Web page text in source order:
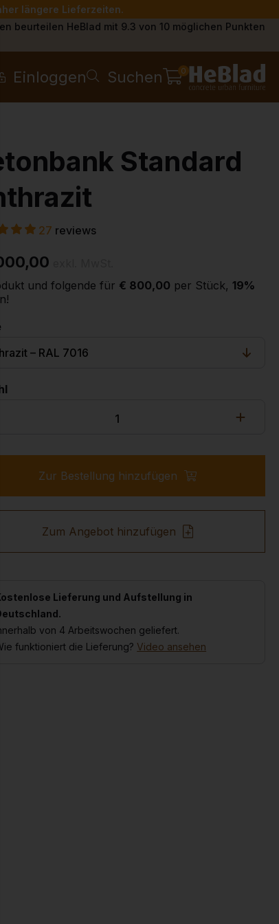
längere Lieferzeiten.
beurteilen HeBlad mit 9.3 von 10 möglichen Punkten
Einloggen Suchen 0
Standard
27 reviews
und folgende für € 800,00 per Stück, 19%
Zur Bestellung hinzufügen
Zum Angebot hinzufügen
Lieferung und Aufstellung in
von 4 Arbeitswochen geliefert.
funktioniert die Lieferung? Video ansehen